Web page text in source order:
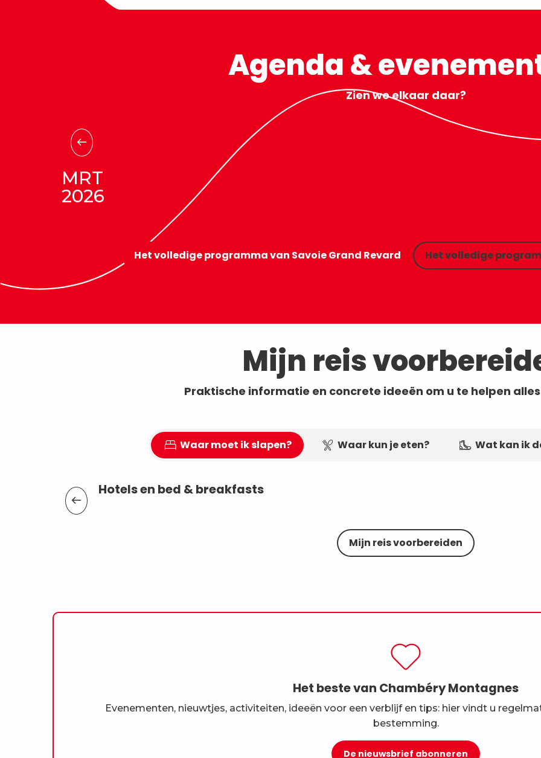
Agenda &
Zien we elkaar daar?
de Mont Revard
De dag begint met een
openluchtmis en de zegening
van de kudde, waarna de
feestelijkheden van start gaan.
Een ambachtsmarkt,
streekproducten, muziek en
animatie zorgen voor de
nodige sfeer tijdens het feest.
MRT
2026
Het volledige programma van Savoie Grand Revard Het volledige
Mijn reis
Praktische informatie en concrete ideeën om u te helpen
Waar moet ik slapen? Waar kun je eten? Wat kan ik
Hotels en bed & breakfasts
Mijn reis voorbereiden
Het beste van Chambéry Montagnes
Evenementen, nieuwtjes, activiteiten, ideeën voor een verblijf en tips: hier vindt u
bestemming.
De nieuwsbrief abonneren